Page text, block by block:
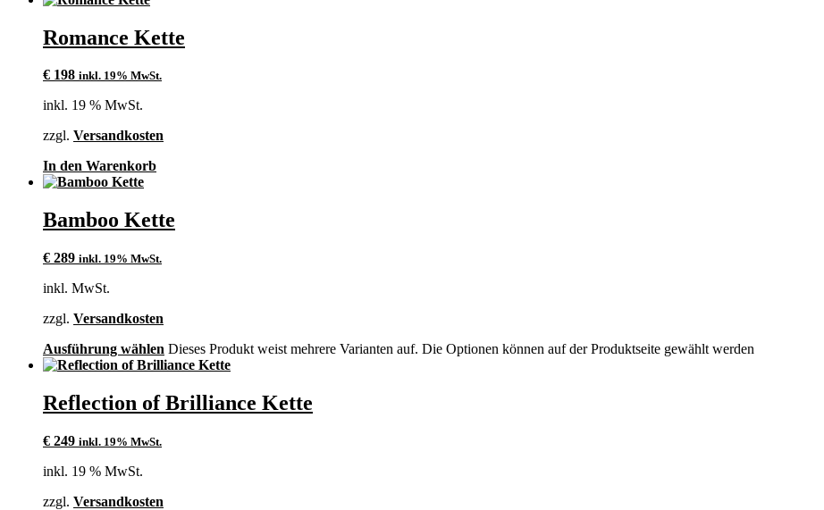
Romance Kette
€ 198 inkl. 19% MwSt.
inkl. 19 % MwSt.
zzgl. Versandkosten
In den Warenkorb
Bamboo Kette
€ 289 inkl. 19% MwSt.
inkl. MwSt.
zzgl. Versandkosten
Ausführung wählen Dieses Produkt weist mehrere Varianten auf. Die Optionen können auf der Produktseite gewählt werden
Reflection of Brilliance Kette
€ 249 inkl. 19% MwSt.
inkl. 19 % MwSt.
zzgl. Versandkosten